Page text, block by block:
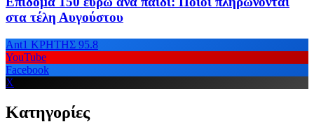
στα τέλη Αυγούστου
Ant1 ΚΡΗΤΗΣ 95.8
YouTube
Facebook
X
Κατηγορίες